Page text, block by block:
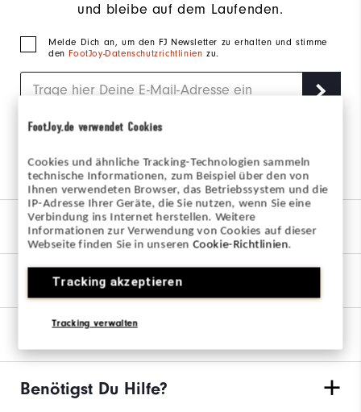
FootJoy.de verwendet Cookies
Cookies und ähnliche Tracking-Technologien sammeln
technische Informationen, zum Beispiel über den von
Ihnen verwendeten Browser, das Betriebssystem und die
IP-Adresse Ihrer Geräte, die Sie nutzen, wenn Sie eine
Verbindung ins Internet herstellen. Weitere
Informationen zur Verwendung von Cookies auf dieser
Webseite finden Sie in unserenCookie-Richtlinien.
Tracking akzeptieren
Tracking verwalten
und bleibe auf dem Laufenden.
Melde Dich an, um den FJ Newsletter zu erhalten und stimme
den FootJoy-Datenschutzrichtlinienzu.
Folge uns auf Social Media
Unsere Marke
Finde Deine Ausrüstung
Versand & Rückgabe
Benötigst Du Hilfe?